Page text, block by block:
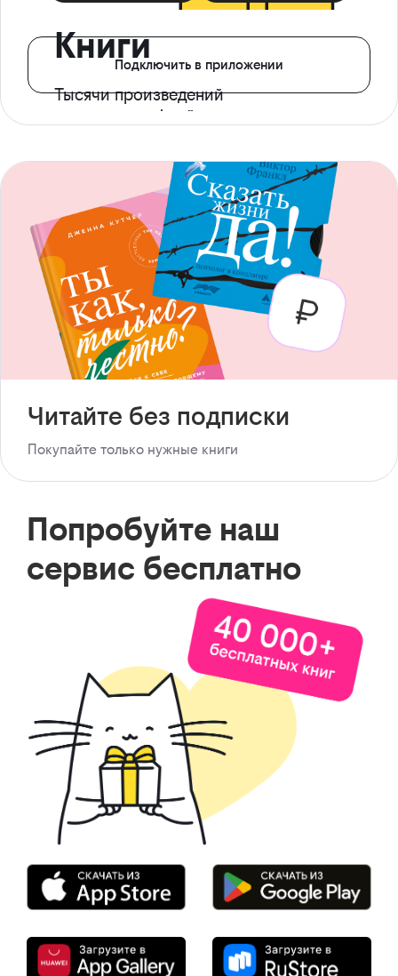
Книги
Тысячи произведений
с доступом офлайн
Подключить в приложении
Читайте без подписки
Покупайте только нужные книги
Попробуйте наш
сервис бесплатно